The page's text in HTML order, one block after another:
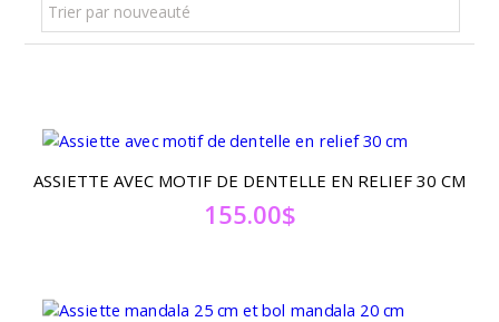
Trier par nouveauté
ASSIETTE AVEC MOTIF DE DENTELLE EN RELIEF 30 CM
155.00$